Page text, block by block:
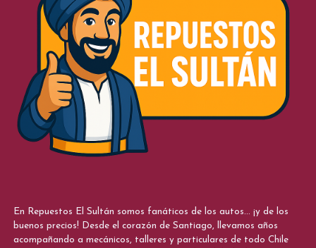
En Repuestos El Sultán somos fanáticos de los autos... ¡y de los
buenos precios! Desde el corazón de Santiago, llevamos años
acompañando a mecánicos, talleres y particulares de todo Chile